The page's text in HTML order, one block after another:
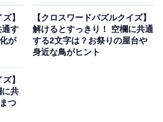
空欄に共通する2文字は？ 結婚式に
言葉がヒント
】
通す
が
【クロスワードパズルクイズ】
解けるとすっきり！ 空欄に共通
する2文字は？お祭りの屋台や
身近な鳥がヒント
】
に共
つ